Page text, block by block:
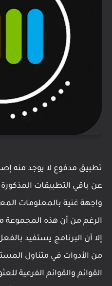
تطبيق مدفوع لا يوجد منه
واجهة غنية بالمعلومات
الرغم من أن هذه المجموعة
إلا أن البرنامج يستفيد
من الأدوات في متناول
القوائم والقوائم الفرعية